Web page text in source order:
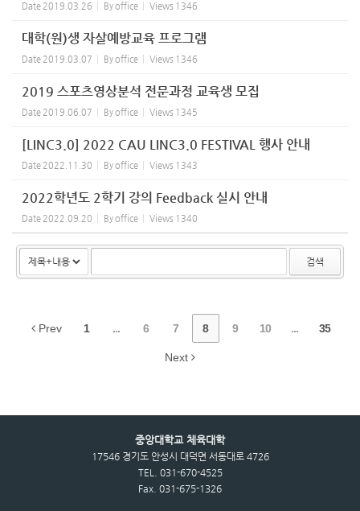
Date 2019.03.26 Byoffice Views 1346
대학(원)생 자살예방교육 프로그램
Date 2019.03.07 Byoffice Views 1346
2019 스포츠영상분석 전문과정 교육생 모집
Date 2019.06.07 Byoffice Views 1345
[LINC3.0] 2022 CAU LINC3.0 FESTIVAL 행사 안내
Date 2022.11.30 Byoffice Views 1343
2022학년도 2학기 강의 Feedback 실시 안내
Date 2022.09.20 Byoffice Views 1340
검색
Prev 1 ... 6 7 8 9 10 ... 35
Next
중앙대학교 체육대학
17546 경기도 안성시 대덕면 서동대로 4726
TEL. 031-670-4525
Fax. 031-675-1326